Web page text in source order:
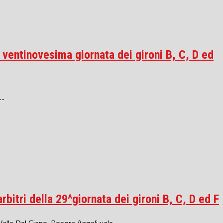
giornata dei gironi B, C, D ed
della 29^giornata dei gironi B, C, D ed F